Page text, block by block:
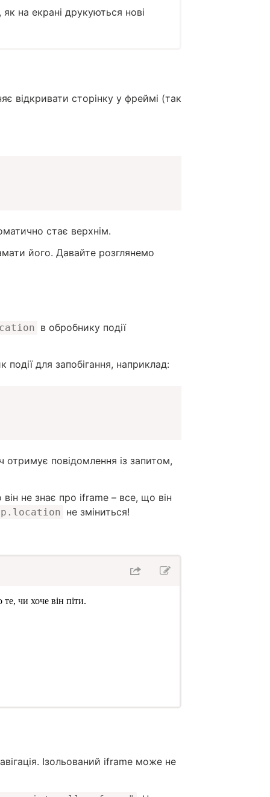
на екрані друкуються нові
відкривати сторінку у фреймі (так
стає верхнім.
його. Давайте розглянемо
в обробнику події
для запобігання, наприклад:
отримує повідомлення із запитом,
він не знає про iframe – все, що він
не зміниться!
Ізольований iframe може не